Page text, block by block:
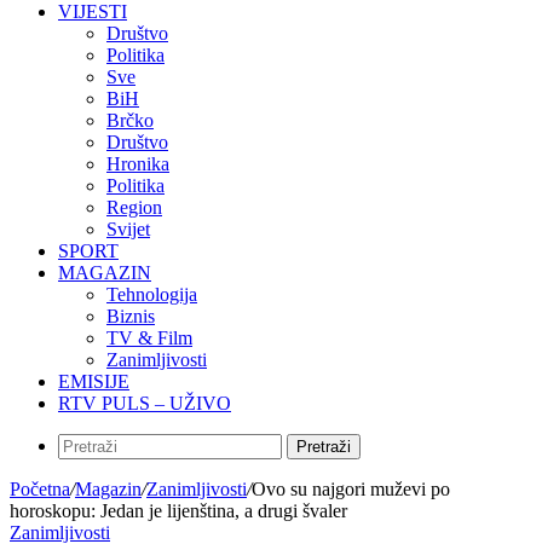
VIJESTI
Društvo
Politika
Sve
BiH
Brčko
Društvo
Hronika
Politika
Region
Svijet
SPORT
MAGAZIN
Tehnologija
Biznis
TV & Film
Zanimljivosti
EMISIJE
RTV PULS – UŽIVO
Pretraži
Početna/Magazin/Zanimljivosti/Ovo su najgori muževi po
horoskopu: Jedan je lijenština, a drugi švaler
Zanimljivosti